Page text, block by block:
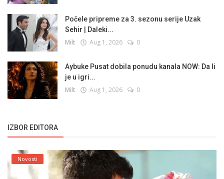
Počele pripreme za 3. sezonu serije Uzak
Sehir | Daleki...
Milt Aug 1, 2026 0
Aybuke Pusat dobila ponudu kanala NOW: Da li
je u igri...
Milt Aug 1, 2026 0
IZBOR EDITORA
Novosti